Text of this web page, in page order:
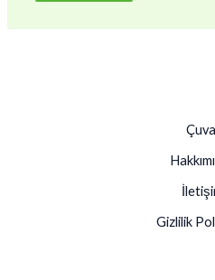
Gizlilik